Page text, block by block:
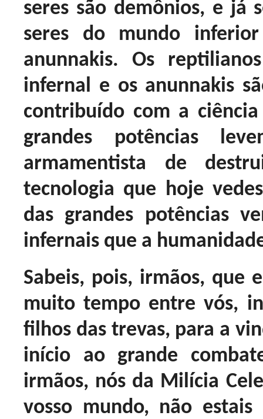
seres são demônios, e já
seres do mundo
anunnakis. Os
infernal e os anunnakis
contribuído com a
grandes potências
armamentista de
tecnologia que hoje
das grandes potências
infernais que a
Sabeis, pois, irmãos, que
muito tempo entre vós,
filhos das trevas, para a
início ao grande
irmãos, nós da Milícia
vosso mundo, não